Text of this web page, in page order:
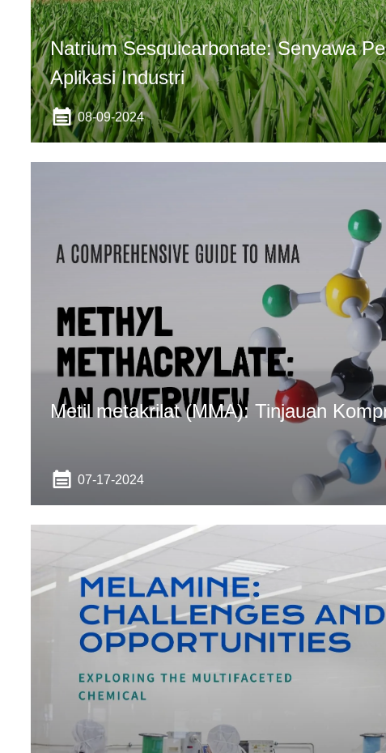
Natrium Sesquicarbonate: Senyawa
Aplikasi Industri
08-09-2024
Metil metakrilat (MMA): Tinjauan
07-17-2024